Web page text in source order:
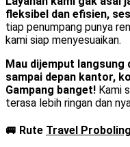
fleksibel dan efisien,
tiap penumpang punya
kami siap menyesuaikan.
Mau dijemput langsung
sampai depan kantor,
Gampang banget! Kami
terasa lebih ringan dan
🚐 Rute Travel